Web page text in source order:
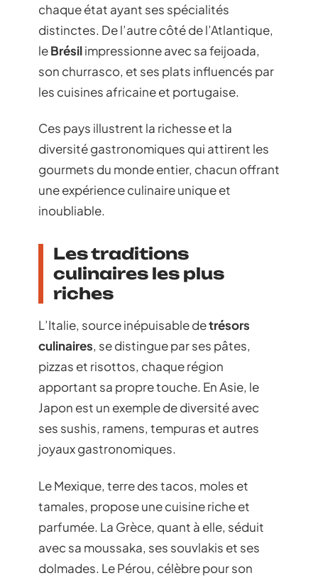
chaque état ayant ses spécialités
distinctes. De l’autre côté de l’Atlantique,
leBrésilimpressionne avec sa feijoada,
son churrasco, et ses plats influencés par
les cuisines africaine et portugaise.
Ces pays illustrent la richesse et la
diversité gastronomiques qui attirent les
gourmets du monde entier, chacun offrant
une expérience culinaire unique et
inoubliable.
Les traditions
culinaires les plus
riches
L’Italie, source inépuisable detrésors
culinaires, se distingue par ses pâtes,
pizzas et risottos, chaque région
apportant sa propre touche. En Asie, le
Japon est un exemple de diversité avec
ses sushis, ramens, tempuras et autres
joyaux gastronomiques.
Le Mexique, terre des tacos, moles et
tamales, propose une cuisine riche et
parfumée. La Grèce, quant à elle, séduit
avec sa moussaka, ses souvlakis et ses
dolmades. Le Pérou, célèbre pour son